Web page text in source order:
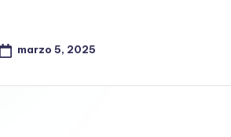
marzo 5, 2025